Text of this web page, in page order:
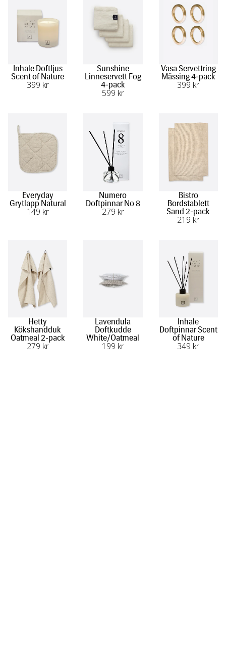
Inhale Doftljus
Scent of Nature
399 kr
Sunshine
Linneservett Fog
4-pack
599 kr
Vasa Servettring
Mässing 4-pack
399 kr
Everyday
Grytlapp Natural
149 kr
Numero
Doftpinnar No 8
279 kr
Bistro
Bordstablett
Sand 2-pack
219 kr
Hetty
Kökshandduk
Oatmeal 2-pack
279 kr
Lavendula
Doftkudde
White/Oatmeal
199 kr
Inhale
Doftpinnar Scent
of Nature
349 kr